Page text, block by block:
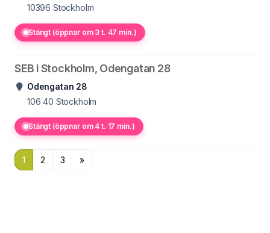
10396 Stockholm
Stängt (öppnar om 3 t. 47 min.)
SEB i Stockholm, Odengatan 28
Odengatan 28
106 40 Stockholm
Stängt (öppnar om 4 t. 17 min.)
1 2 3 »